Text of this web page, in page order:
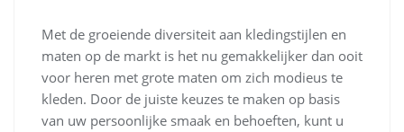
Met de groeiende diversiteit aan kledingstijlen en
maten op de markt is het nu gemakkelijker dan ooit
voor heren met grote maten om zich modieus te
kleden. Door de juiste keuzes te maken op basis
van uw persoonlijke smaak en behoeften, kunt u